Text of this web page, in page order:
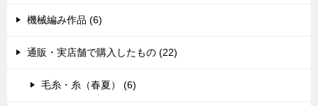
機械編み作品 (6)
通販・実店舗で購入したもの (22)
毛糸・糸（春夏） (6)